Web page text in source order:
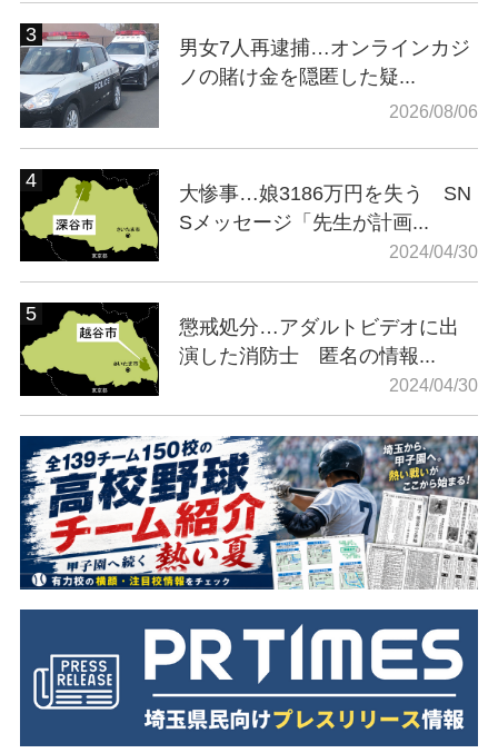
男女7人再逮捕…オンラインカジ
ノの賭け金を隠匿した疑...
2026/08/06
大惨事…娘3186万円を失う SN
Sメッセージ「先生が計画...
2024/04/30
懲戒処分…アダルトビデオに出
演した消防士 匿名の情報...
2024/04/30